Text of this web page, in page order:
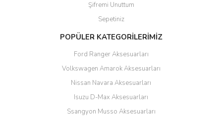
Şifremi Unuttum
Sepetiniz
POPÜLER KATEGORİLERİMİZ
Ford Ranger Aksesuarları
Volkswagen Amarok Aksesuarları
Nissan Navara Aksesuarları
Isuzu D-Max Aksesuarları
Ssangyon Musso Aksesuarları